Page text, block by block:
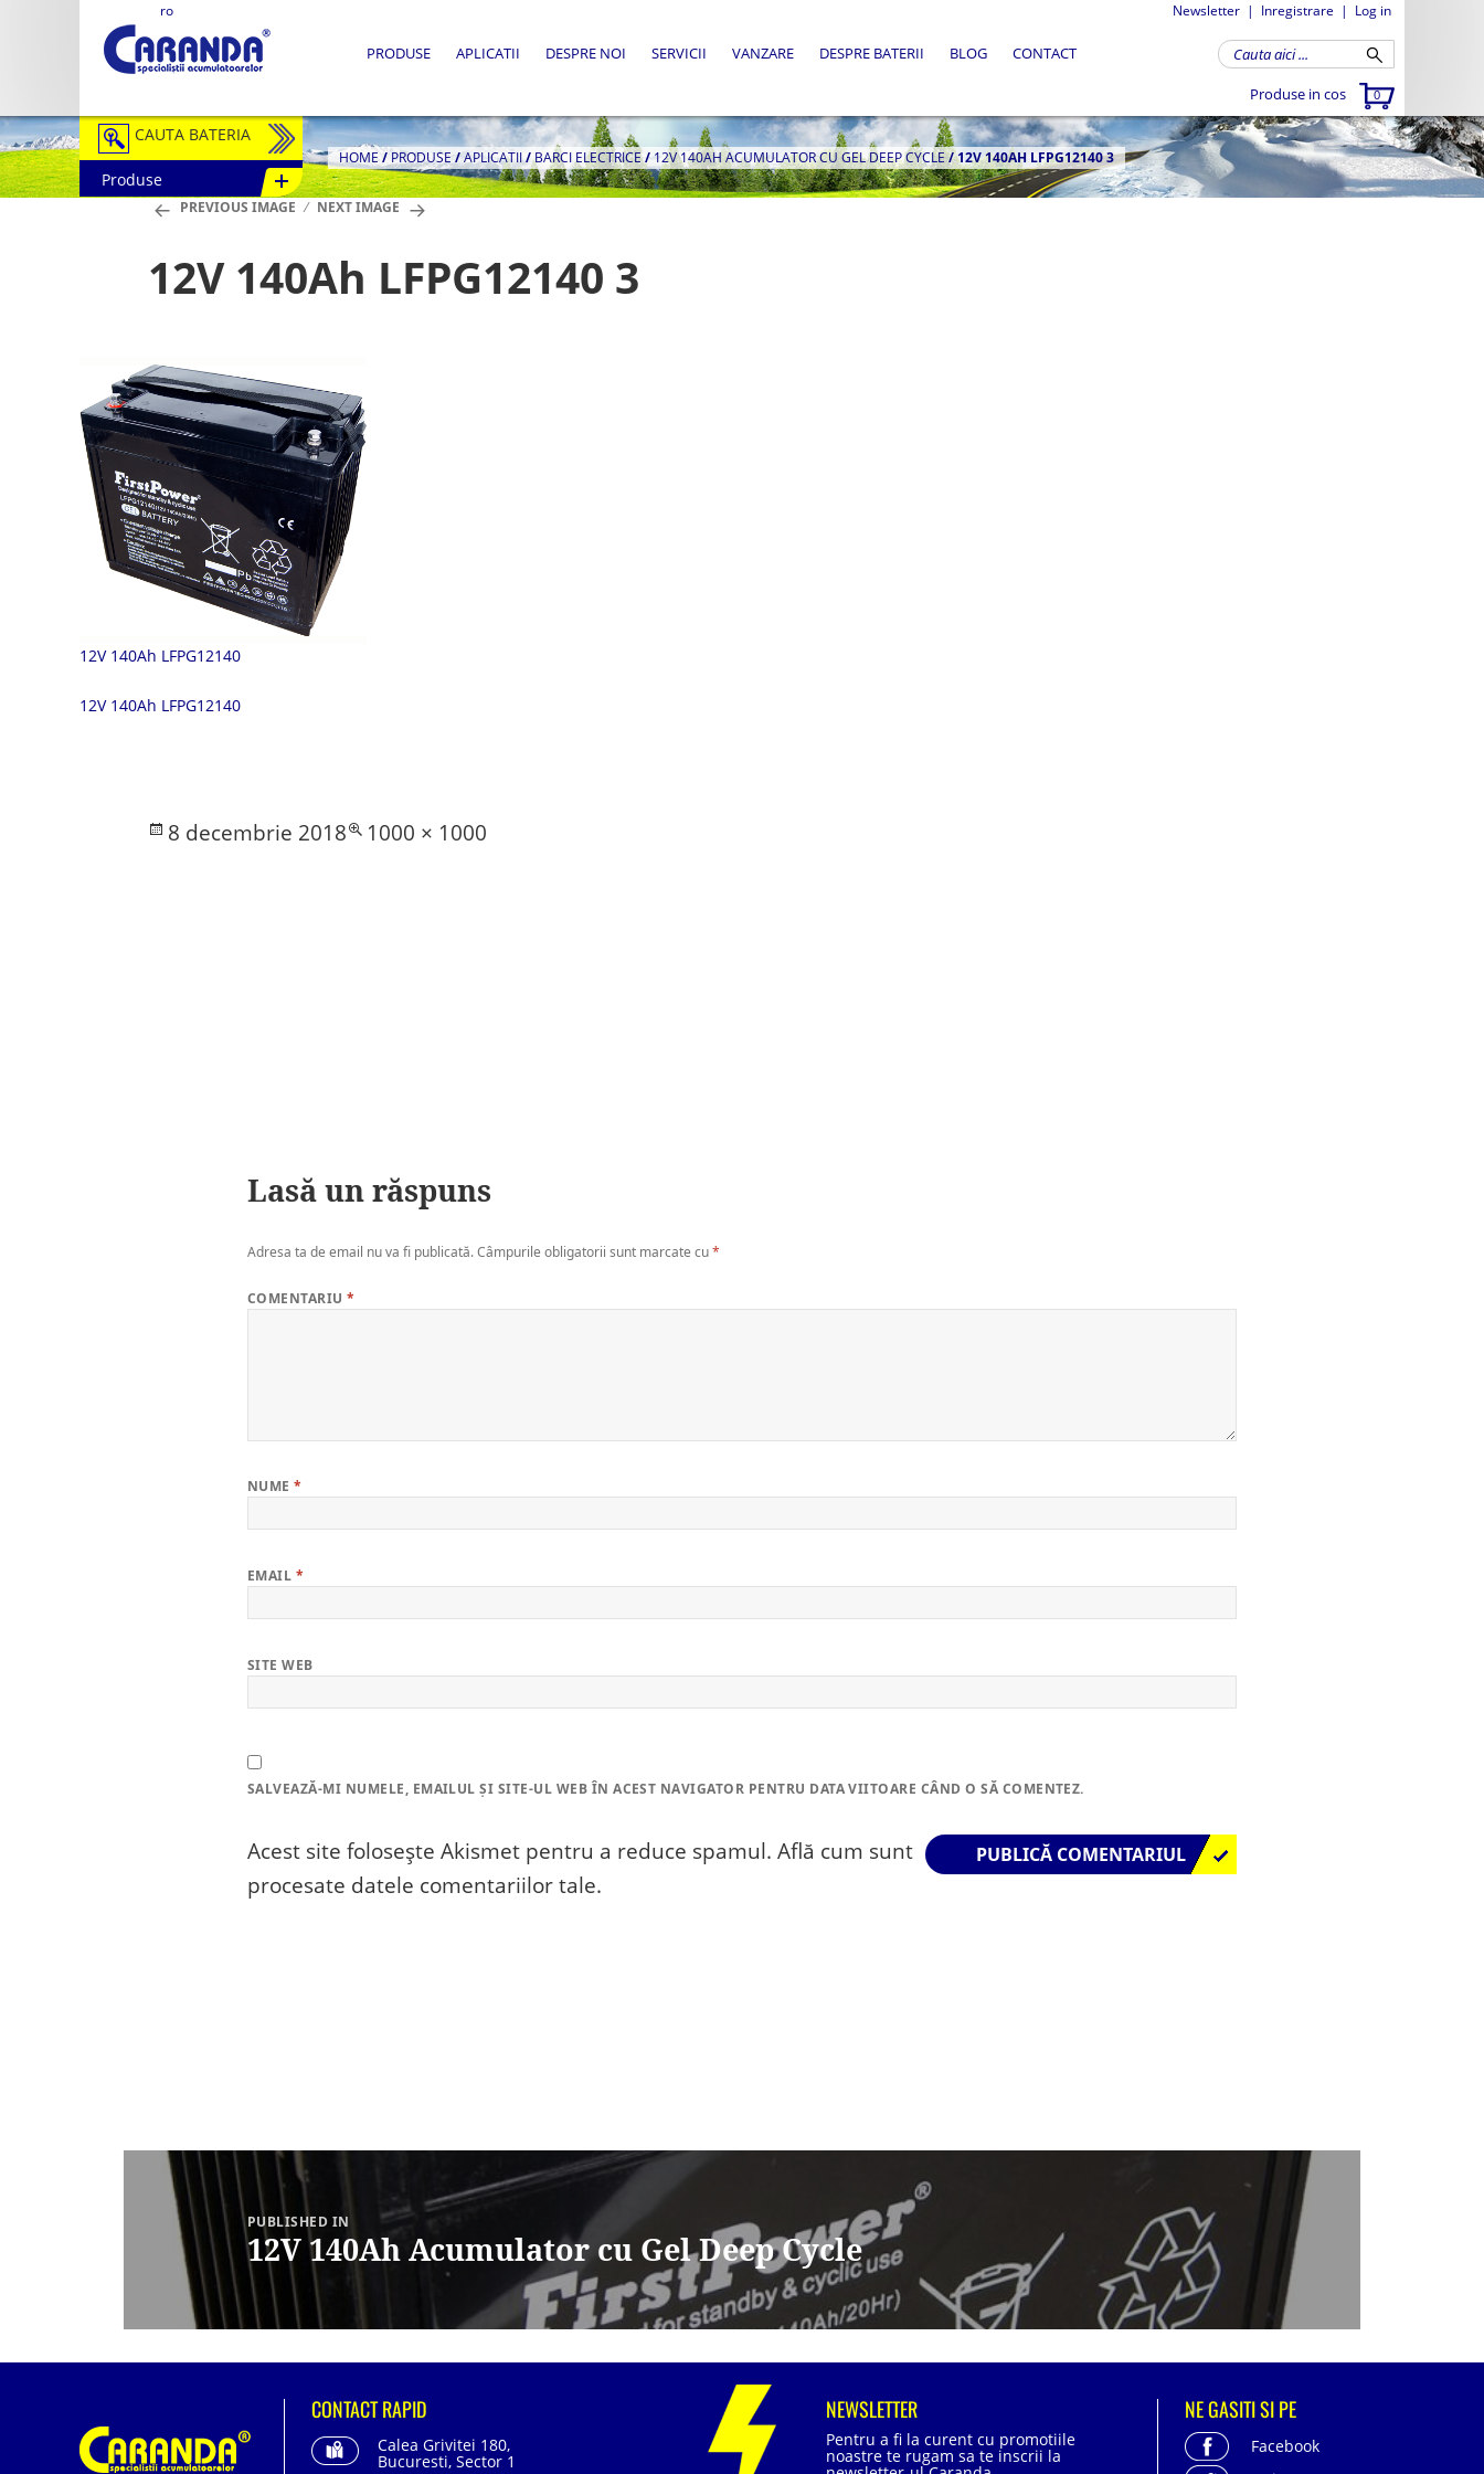
ro Newsletter | Inregistrare | Log in
Produse in cos 0
PRODUSE APLICATII DESPRE NOI SERVICII VANZARE DESPRE BATERII BLOG CONTACT
CAUTA BATERIA
Auto / Moto
Semitractiune
Redresoare
Accesorii Baterii
Fotovoltaice
Produse
HOME/PRODUSE /APLICATII/BARCI ELECTRICE/12V 140AH ACUMULATOR CU GEL DEEP CYCLE/12V 140AH LFPG12140 3
PREVIOUS IMAGE NEXT IMAGE
12V 140Ah LFPG12140 3
12V 140Ah LFPG12140
12V 140Ah LFPG12140
Posted
8 decembrie 2018
Full
1000 × 1000
Lasă un răspuns
Adresa ta de email nu va fi publicată.Câmpurile obligatorii sunt marcate cu*
COMENTARIU*
NUME*
EMAIL *
SITE WEB
SALVEAZĂ-MI NUMELE, EMAILUL ȘI SITE-UL WEB ÎN ACEST NAVIGATOR PENTRU DATA VIITOARE CÂND O SĂ COMENTEZ.
Acest site folosește Akismet pentru a reduce spamul. Află cum sunt
procesate datele comentariilor tale.
Navigare
articole
PUBLISHED IN
12V 140Ah Acumulator cu Gel Deep Cycle
CONTACT RAPID
Calea Grivitei 180,
Bucuresti, Sector 1
NEWSLETTER
Pentru a fi la curent cu promotiile
noastre te rugam sa te inscrii la
NE GASITI SI PE
Facebook